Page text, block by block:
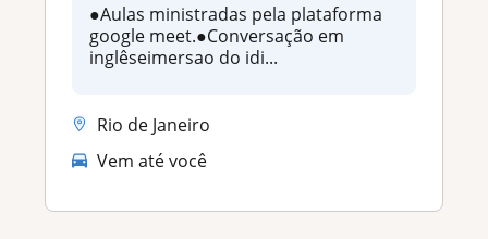
●Aulas ministradas pela plataforma
google meet.●Conversação em
inglêseimersao do idi...
Rio de Janeiro
Vem até você